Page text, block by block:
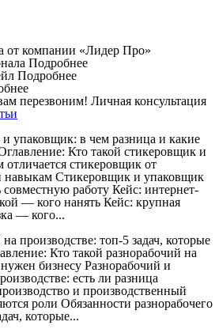
от компании «Лидер Про»
Подробнее
Подробнее
перезвоним! Личная консультация
упаковщик: в чем разница и какие
Кто такой стикеровщик и
стикеровщик от
навыкам Стикеровщик и упаковщик
совместную работу Кейс: интернет-
— кого нанять Кейс: крупная
— кого...
производстве: топ-5 задач, которые
Кто такой разнорабочий на
бизнесу Разнорабочий и
есть ли разница
и производственный
роли Обязанности разнорабочего
которые...